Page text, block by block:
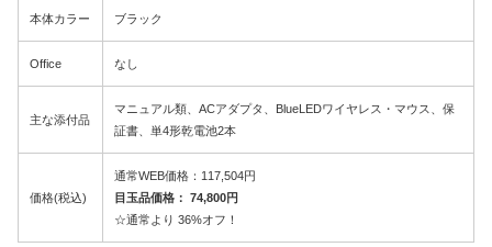
本体カラー ブラック
Office なし
主な添付品
マニュアル類、ACアダプタ、BlueLEDワイヤレス・マウス、保
証書、単4形乾電池2本
価格(税込)
通常WEB価格：117,504円
目玉品価格： 74,800円
☆通常より 36%オフ！